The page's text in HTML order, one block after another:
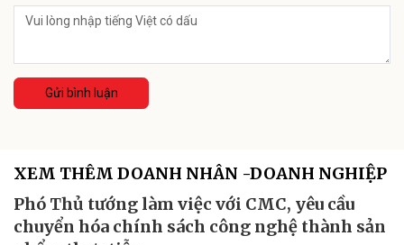
Gửi bình luận
XEM THÊM DOANH NHÂN -DOANH NGHIỆP
Phó Thủ tướng làm việc với CMC, yêu cầu
chuyển hóa chính sách công nghệ thành sản